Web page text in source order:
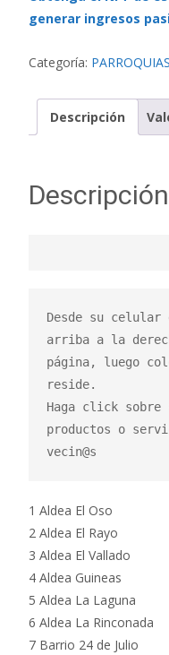
generar ingresos
Categoría:
Descripción
Descripción
Desde su
arriba a la
página, luego
reside.
Haga click
productos o
vecin@s
1 Aldea El Oso
2 Aldea El Rayo
3 Aldea El Vallado
4 Aldea Guineas
5 Aldea La Laguna
6 Aldea La Rinconada
7 Barrio 24 de Julio